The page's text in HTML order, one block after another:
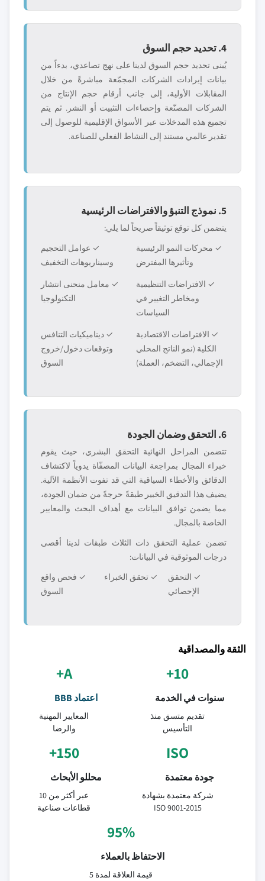
4. تحديد حجم السوق
يُبنى تحديد حجم السوق لدينا على نهج تصاعدي، بدءاً من
بيانات إيرادات الشركات المجمّعة مباشرةً من خلال
المقابلات الأولية، إلى جانب أرقام حجم الإنتاج من
الشركات المصنّعة وإحصاءات التثبيت أو النشر. ثم يتم
تجميع هذه المدخلات عبر الأسواق الإقليمية للوصول إلى
تقدير عالمي مستند إلى النشاط الفعلي للصناعة.
5. نموذج التنبؤ والافتراضات الرئيسية
يتضمن كل توقع توثيقاً صريحاً لما يلي:
✓ محركات النمو الرئيسية
وتأثيرها المفترض
✓ عوامل التحجيم
وسيناريوهات التخفيف
✓ الافتراضات التنظيمية
ومخاطر التغيير في
السياسات
✓ معامل منحنى انتشار
التكنولوجيا
✓ الافتراضات الاقتصادية
الكلية (نمو الناتج المحلي
الإجمالي، التضخم، العملة)
✓ ديناميكيات التنافس
وتوقعات دخول/خروج
السوق
6. التحقق وضمان الجودة
تتضمن المراحل النهائية التحقق البشري، حيث يقوم
خبراء المجال بمراجعة البيانات المصفّاة يدوياً لاكتشاف
الدقائق والأخطاء السياقية التي قد تفوت الأنظمة الآلية.
يضيف هذا التدقيق الخبير طبقةً حرجةً من ضمان الجودة،
مما يضمن توافق البيانات مع أهداف البحث والمعايير
الخاصة بالمجال.
تضمن عملية التحقق ذات الثلاث طبقات لدينا أقصى
درجات الموثوقية في البيانات:
✓ التحقق
الإحصائي
✓ تحقق الخبراء
✓ فحص واقع
السوق
الثقة والمصداقية
10+
سنوات في الخدمة
تقديم متسق منذ
التأسيس
A+
اعتماد BBB
المعايير المهنية
والرضا
ISO
جودة معتمدة
شركة معتمدة بشهادة
ISO 9001-2015
150+
محللو الأبحاث
عبر أكثر من 10
قطاعات صناعية
95%
الاحتفاظ بالعملاء
قيمة العلاقة لمدة 5